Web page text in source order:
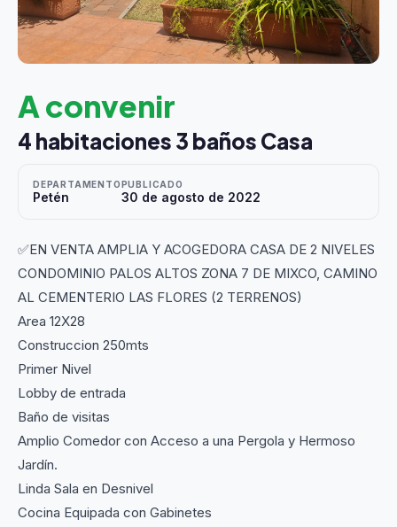
A convenir
4 habitaciones 3 baños Casa
DEPARTAMENTO
Petén
PUBLICADO
30 de agosto de 2022
✅EN VENTA AMPLIA Y ACOGEDORA CASA DE 2 NIVELES
CONDOMINIO PALOS ALTOS ZONA 7 DE MIXCO, CAMINO
AL CEMENTERIO LAS FLORES (2 TERRENOS)
Area 12X28
Construccion 250mts
Primer Nivel
Lobby de entrada
Baño de visitas
Amplio Comedor con Acceso a una Pergola y Hermoso
Jardín.
Linda Sala en Desnivel
Cocina Equipada con Gabinetes